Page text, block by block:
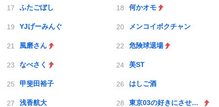
ふたごぼし 何かオモ
YJげーみんぐ メンコイボクチャン
風磨さん 危険球退場
なべさく 美ST
甲斐田裕子 はしご酒
浅香航大 東京03の好きにさせるかッ